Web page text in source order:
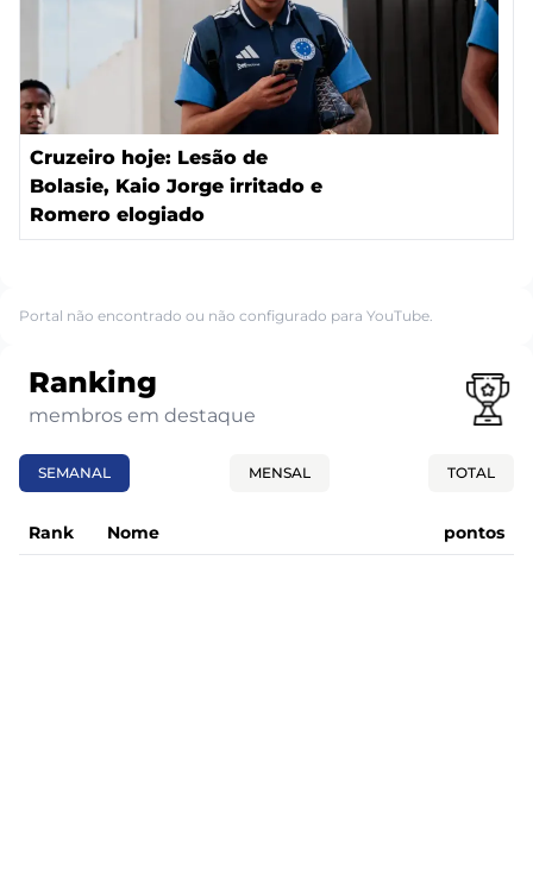
Cruzeiro hoje: Lesão de
Bolasie, Kaio Jorge irritado e
Romero elogiado
Portal não encontrado ou não configurado para YouTube.
Ranking
membros em destaque
SEMANAL MENSAL TOTAL
Rank Nome pontos